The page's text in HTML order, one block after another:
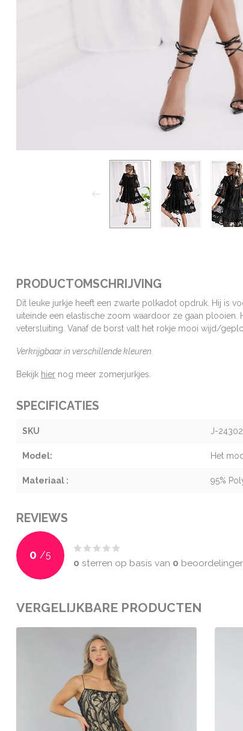
PRODUCTOMSCHRIJVING
Dit leuke jurkje heeft een zwarte polkadot opdruk. Hij is
uiteinde een elastische zoom waardoor ze gaan plooien.
vetersluiting. Vanaf de borst valt het rokje mooi wijd/
Verkrijgbaar in verschillende kleuren.
Bekijk hier nog meer zomerjurkjes.
SPECIFICATIES
SKU J-
Model: Het
Materiaal : 95%
REVIEWS
0 /5
0 sterren op basis van 0
VERGELIJKBARE PRODUCTEN